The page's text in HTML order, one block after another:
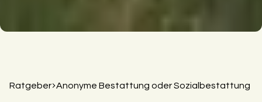
Ratgeber Anonyme Bestattung oder Sozialbestattung